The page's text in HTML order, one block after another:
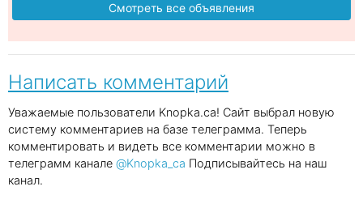
Смотреть все объявления
Написать комментарий
Уважаемые пользователи Knopka.ca! Сайт выбрал новую
систему комментариев на базе телеграмма. Теперь
комментировать и видеть все комментарии можно в
телеграмм канале @Knopka_ca Подписывайтесь на наш
канал.